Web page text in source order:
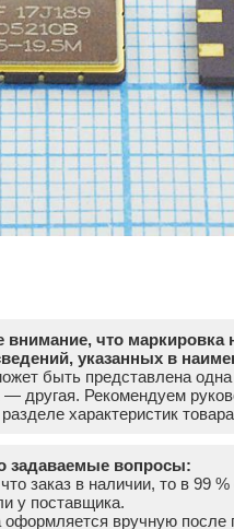
что маркировка
указанных в
быть представлена одна
— другая. Рекомендуем
характеристик
задаваемые вопросы:
заказ в наличии, то в 99
у поставщика.
оформляется вручную после